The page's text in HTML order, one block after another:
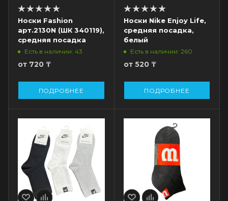
Носки Fashion
арт.2130N (ШК 340119),
средняя посадка
Есть в наличии: 43
от 720 ₸
ПОДРОБНЕЕ
Носки Nike Enjoy Life,
средняя посадка,
белый
Есть в наличии: 260
от 520 ₸
ПОДРОБНЕЕ